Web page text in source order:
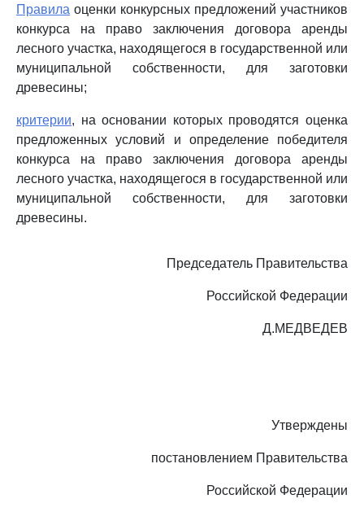
Правила оценки конкурсных предложений участников
конкурса на право заключения договора аренды
лесного участка, находящегося в государственной или
муниципальной собственности, для заготовки
древесины;
критерии, на основании которых проводятся оценка
предложенных условий и определение победителя
конкурса на право заключения договора аренды
лесного участка, находящегося в государственной или
муниципальной собственности, для заготовки
древесины.
Председатель Правительства
Российской Федерации
Д.МЕДВЕДЕВ
Утверждены
постановлением Правительства
Российской Федерации